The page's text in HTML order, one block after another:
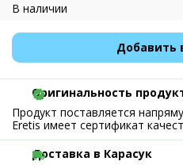
В наличии
Добавить
Оригинальность
Продукт поставляется
Eretis имеет сертификат
Доставка в Карасук